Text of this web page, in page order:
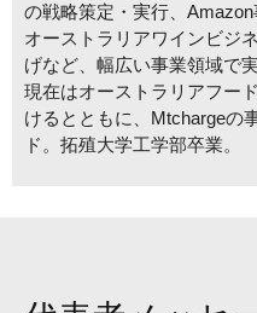
の戦略策定・実行、Amazon
オーストラリアワインビジ
げなど、幅広い事業領域で
現在はオーストラリアフー
けるとともに、Mtchargeの
ド。拓殖大学工学部卒業。